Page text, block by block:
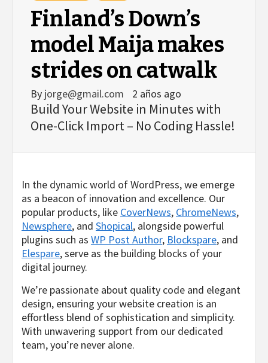
Finland’s Down’s
model Maija makes
strides on catwalk
By jorge@gmail.com 2 años ago
Build Your Website in Minutes with
One-Click Import – No Coding Hassle!
In the dynamic world of WordPress, we emerge
as a beacon of innovation and excellence. Our
popular products, like CoverNews, ChromeNews,
Newsphere, and Shopical, alongside powerful
plugins such as WP Post Author, Blockspare, and
Elespare, serve as the building blocks of your
digital journey.
We’re passionate about quality code and elegant
design, ensuring your website creation is an
effortless blend of sophistication and simplicity.
With unwavering support from our dedicated
team, you’re never alone.